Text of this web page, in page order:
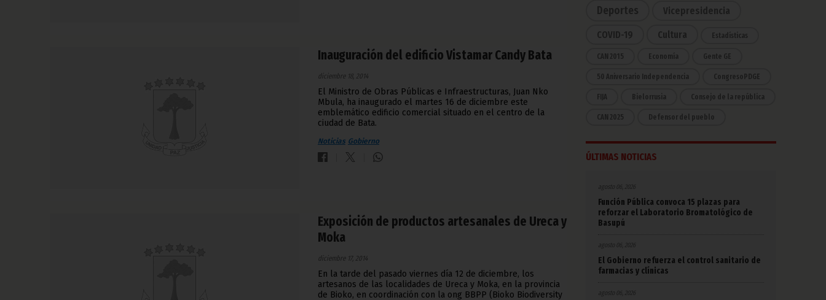
Inauguración del edificio Vistamar Candy Bata
diciembre 18, 2014
El Ministro de Obras Públicas e Infraestructuras, Juan Nko
Mbula, ha inaugurado el martes 16 de diciembre este
emblemático edificio comercial situado en el centro de la
ciudad de Bata.
Noticias Gobierno
Exposición de productos artesanales de Ureca y
Moka
diciembre 17, 2014
En la tarde del pasado viernes día 12 de diciembre, los
artesanos de las localidades de Ureca y Moka, en la provincia
de Bioko, en coordinación con la ong BBPP (Bioko Biodiversity
Deportes Vicepresidencia
COVID-19 Cultura Estadísticas
CAN 2015 Economía Gente GE
50 Aniversario Independencia CongresoPDGE
FIJA Bielorrusia Consejo de la república
CAN 2025 Defensor del pueblo
ÚLTIMAS NOTICIAS
agosto 06, 2026
Función Pública convoca 15 plazas para
reforzar el Laboratorio Bromatológico de
Basupú
agosto 06, 2026
El Gobierno refuerza el control sanitario de
farmacias y clínicas
agosto 06, 2026